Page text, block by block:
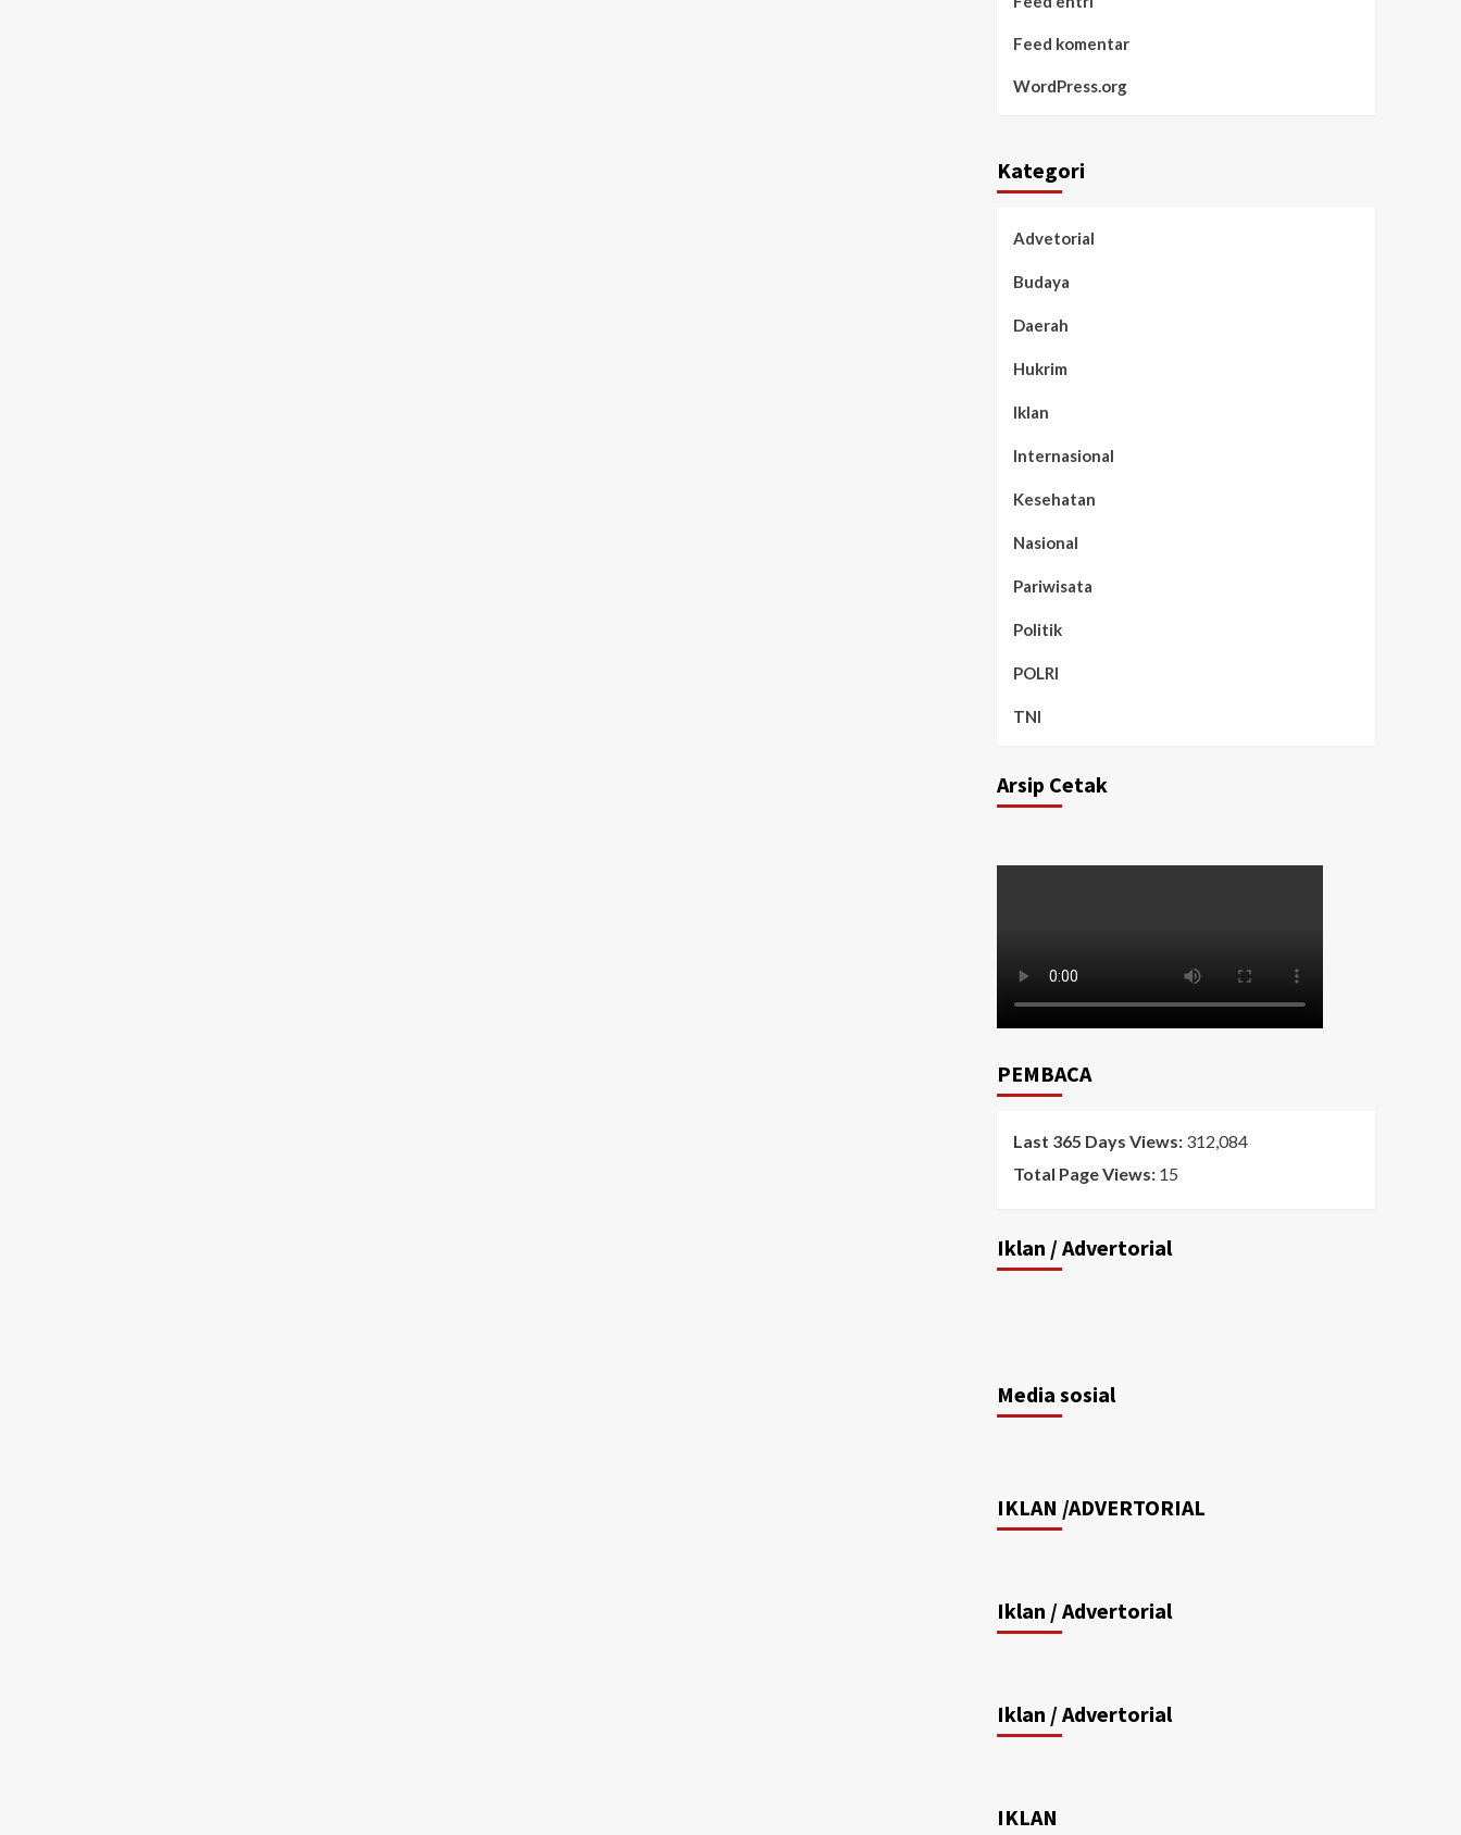
Feed komentar
WordPress.org
Kategori
Advetorial
Budaya
Daerah
Hukrim
Iklan
Internasional
Kesehatan
Nasional
Pariwisata
Politik
POLRI
TNI
Arsip Cetak
PEMBACA
Last 365 Days Views: 312,084
Total Page Views: 15
Iklan / Advertorial
Media sosial
IKLAN /ADVERTORIAL
Iklan / Advertorial
Iklan / Advertorial
IKLAN